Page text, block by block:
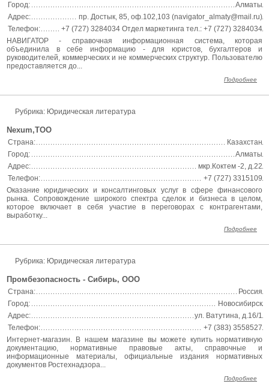
Город:
Алматы
Адрес:
пр. Достык, 85, оф.102,103 (navigator_almaty@mail.ru)
Телефон:
+7 (727) 3284034 Отдел маркетинга тел.: +7 (727) 3284034
НАВИГАТОР - справочная информационная система, которая
объединила в себе информацию - для юристов, бухгалтеров и
руководителей, коммерческих и не коммерческих структур. Пользователю
предоставляется до...
Подробнее
Рубрика: Юридическая литература
Nexum,ТОО
Страна:
Казахстан
Город:
Алматы
Адрес:
мкр.Коктем -2, д.22
Телефон:
+7 (727) 3315109
Оказание юридических и консалтинговых услуг в сфере финансового
рынка. Cопровождение широкого спектра сделок и бизнеса в целом,
которое включает в себя участие в переговорах с контрагентами,
выработку...
Подробнее
Рубрика: Юридическая литература
Промбезопасность - Сибирь, ООО
Страна:
Россия
Город:
Новосибирск
Адрес:
ул. Ватутина, д.16/1
Телефон:
+7 (383) 3558527
Интернет-магазин. В нашем магазине вы можете купить нормативную
документацию, нормативные правовые акты, справочные и
информационные материалы, официальные издания нормативных
документов Ростехнадзора...
Подробнее